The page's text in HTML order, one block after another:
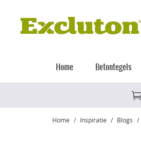
Home Betontegels
Home Inspiratie Blogs